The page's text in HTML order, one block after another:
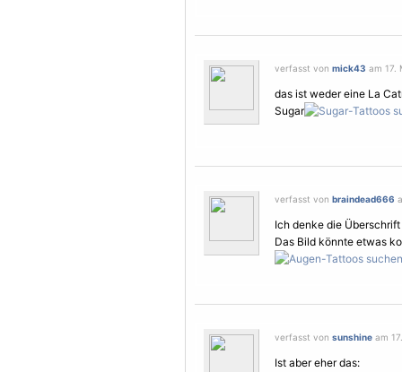
verfasst von mick43 am 17.
das ist weder eine La
Sugar
verfasst von braindead666
Ich denke die
Das Bild könnte etwas
verfasst von sunshine am
Ist aber eher das: